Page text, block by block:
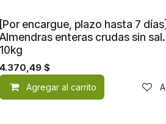
deseos
[Por encargue, plazo hasta 7
Almendras enteras crudas sin
10kg
4.370,49 $
Agregar al carrito